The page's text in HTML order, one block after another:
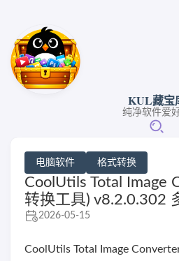
KUL藏宝
纯净软件爱
电脑软件 格式转换
CoolUtils Total Image
转换工具) v8.2.0.302
2026-05-15
CoolUtils Total Image